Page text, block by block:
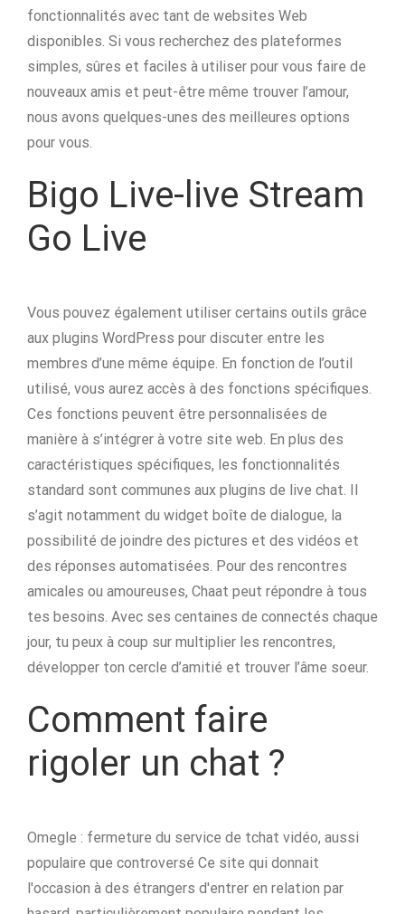
fonctionnalités avec tant de websites Web
disponibles. Si vous recherchez des plateformes
simples, sûres et faciles à utiliser pour vous faire de
nouveaux amis et peut-être même trouver l’amour,
nous avons quelques-unes des meilleures options
pour vous.
Bigo Live-live Stream
Go Live
Vous pouvez également utiliser certains outils grâce
aux plugins WordPress pour discuter entre les
membres d’une même équipe. En fonction de l’outil
utilisé, vous aurez accès à des fonctions spécifiques.
Ces fonctions peuvent être personnalisées de
manière à s’intégrer à votre site web. En plus des
caractéristiques spécifiques, les fonctionnalités
standard sont communes aux plugins de live chat. Il
s’agit notamment du widget boîte de dialogue, la
possibilité de joindre des pictures et des vidéos et
des réponses automatisées. Pour des rencontres
amicales ou amoureuses, Chaat peut répondre à tous
tes besoins. Avec ses centaines de connectés chaque
jour, tu peux à coup sur multiplier les rencontres,
développer ton cercle d’amitié et trouver l’âme soeur.
Comment faire
rigoler un chat ?
Omegle : fermeture du service de tchat vidéo, aussi
populaire que controversé Ce site qui donnait
l'occasion à des étrangers d'entrer en relation par